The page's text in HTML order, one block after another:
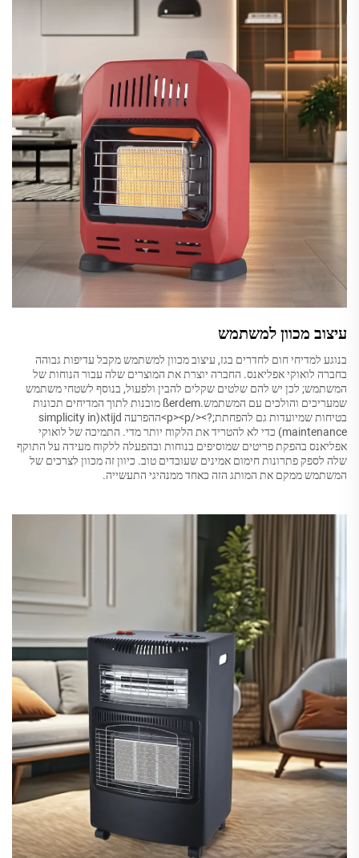
עיצוב מכוון למשתמש
בנוגע למדיחי חום לחדרים בגז, עיצוב מכוון למשתמש מקבל עדיפות גבוהה
בחברה לואוקי אפליאנס. החברה יוצרת את המוצרים שלה עבור הנוחות של
המשתמש; לכן יש להם שלטים שקלים להבין ולפעול, בנוסף לשטחי משתמש
שמעריכים והולכים עם המשתמש.ßerdem מובנות לתוך המדיחים תכונות
בטיחות שמיועדות גם להפחתת;?></p><p>ההפרעה tijdא(simplicity in
maintenance) כדי לא להטריד את הלקוח יותר מדי. התמיכה של לואוקי
אפליאנס בהפקת פריטים שמוסיפים בנוחות ובהפעלה ללקוח מעידה על התוקף
שלה לספק פתרונות חימום אמינים שעובדים טוב. כיוון זה מכוון לצרכים של
המשתמש ממקם את המותג הזה כאחד ממנהיגי התעשייה.